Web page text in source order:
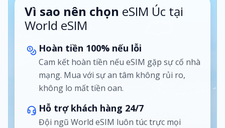
Vì sao nên chọn eSIM Úc tại
World eSIM
Hoàn tiền 100% nếu lỗi
Cam kết hoàn tiền nếu eSIM gặp sự cố nhà
mạng. Mua với sự an tâm không rủi ro,
không lo mất tiền oan.
Hỗ trợ khách hàng 24/7
Đội ngũ World eSIM luôn túc trực mọi